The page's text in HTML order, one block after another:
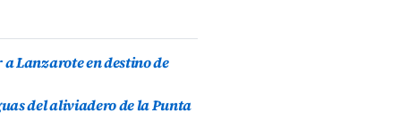
Lanzarote en destino de
del aliviadero de la Punta